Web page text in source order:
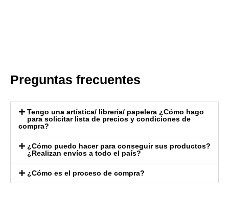
Preguntas frecuentes
Tengo una artística/ librería/ papelera ¿Cómo hago
para solicitar lista de precios y condiciones de
compra?
¿Cómo puedo hacer para conseguir sus productos?
¿Realizan envíos a todo el país?
¿Cómo es el proceso de compra?